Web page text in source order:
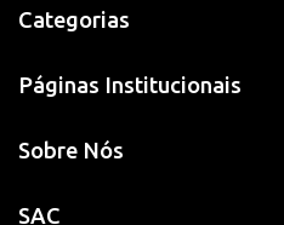
Categorias
Páginas Institucionais
Sobre Nós
SAC